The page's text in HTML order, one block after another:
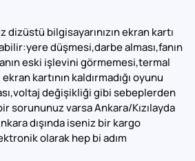
dizüstü bilgisayarınızın ekran kartı
düşmesi,darbe alması,fanın
eski işlevini görmemesi,termal
kartının kaldırmadığı oyunu
değişikliği gibi sebeplerden
sorununuz varsa Ankara/Kızılayda
dışında iseniz bir kargo
olarak hep bi adım